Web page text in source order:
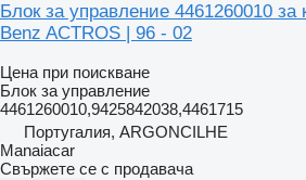
Блок за управление 4461260010
Benz ACTROS | 96 - 02
Цена при поискване
Блок за управление
4461260010,9425842038,4461715
Португалия, ARGONCILHE
Manaiacar
Свържете се с продавача